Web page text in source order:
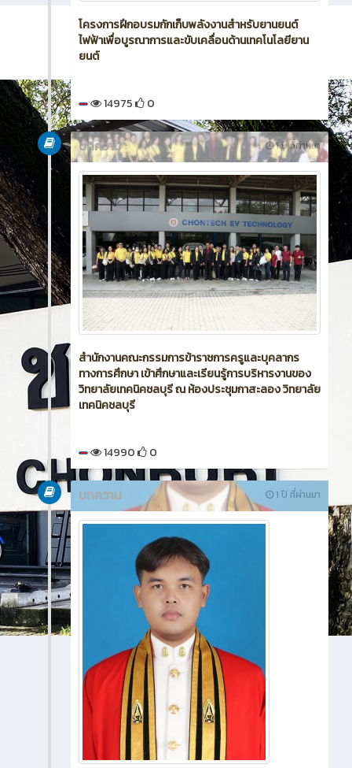
โครงการฝึกอบรมกักเก็บพลังงานสำหรับยานยนต์
ไฟฟ้าเพื่อบูรณาการและขับเคลื่อนด้านเทคโนโลยียาน
ยนต์
14975 0
1 ปี ที่ผ่านมา
บทความ
สำนักงานคณะกรรมการข้าราชการครูและบุคลากร
ทางการศึกษา เข้าศึกษาและเรียนรู้การบริหารงานของ
วิทยาลัยเทคนิคชลบุรี ณ ห้องประชุมกาสะลอง วิทยาลัย
เทคนิคชลบุรี
14990 0
1 ปี ที่ผ่านมา
บทความ